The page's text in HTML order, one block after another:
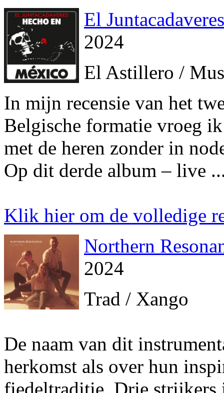
El
2024
El Astillero /
In mijn recensie van het
Belgische formatie vroeg
met de heren zonder in
Op dit derde album – live
Klik hier om de volledige
Northern
2024
Trad / Xango
De naam van dit
herkomst als over hun